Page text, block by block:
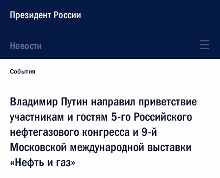
Президент России
Новости
События
Владимир Путин направил приветствие
участникам и гостям 5-го Российского
нефтегазового конгресса и 9-й
Московской международной выставки
«Нефть и газ»